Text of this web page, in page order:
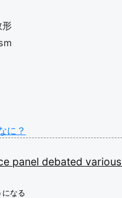
形
に？
panel debated various
になる